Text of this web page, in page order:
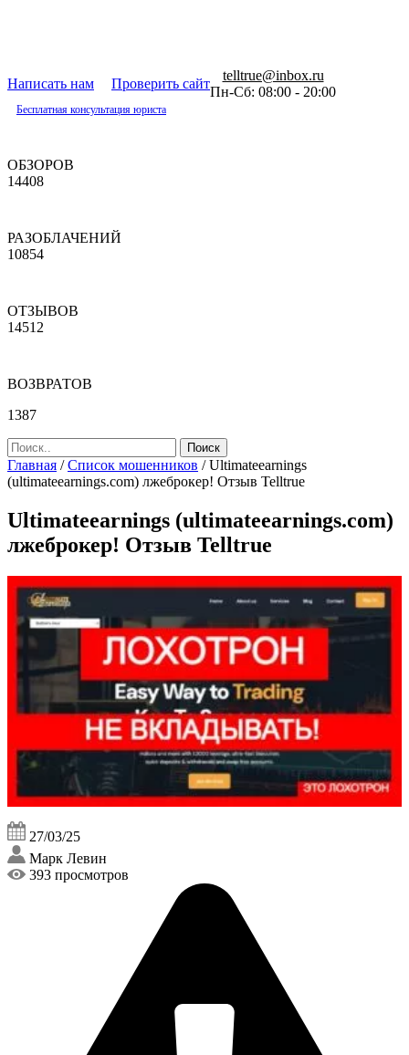
Написать нам Проверить сайт
telltrue@inbox.ru
Пн-Сб: 08:00 - 20:00
Бесплатная консультация юриста
ОБЗОРОВ
14408
РАЗОБЛАЧЕНИЙ
10854
ОТЗЫВОВ
14512
ВОЗВРАТОВ
1387
Главная /Список мошенников /Ultimateearnings
(ultimateearnings.com) лжеброкер! Отзыв Telltrue
Ultimateearnings (ultimateearnings.com)
лжеброкер! Отзыв Telltrue
27/03/25
Марк Левин
393 просмотров